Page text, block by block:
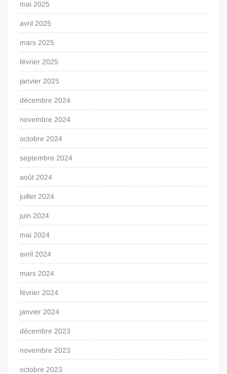
mai 2025
avril 2025
mars 2025
février 2025
janvier 2025
décembre 2024
novembre 2024
octobre 2024
septembre 2024
août 2024
juillet 2024
juin 2024
mai 2024
avril 2024
mars 2024
février 2024
janvier 2024
décembre 2023
novembre 2023
octobre 2023